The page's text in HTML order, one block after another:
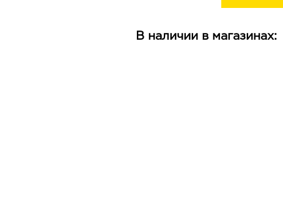
В наличии в магазинах: